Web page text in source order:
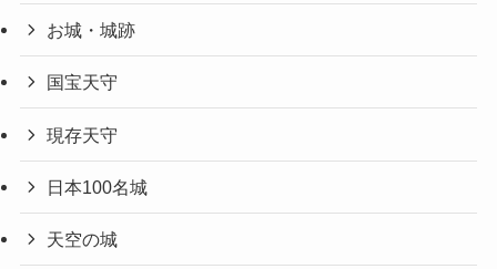
お城・城跡
国宝天守
現存天守
日本100名城
天空の城